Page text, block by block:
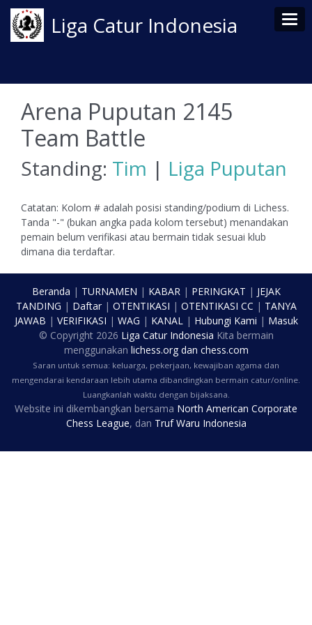
Liga Catur Indonesia
Arena Puputan 2145
Team Battle
Standing: Tim | Liga Puputan
Catatan: Kolom # adalah posisi standing/podium di Lichess.
Tanda "-" (bukan angka pada kolom tersebut) menandakan
pemain belum verifikasi atau bermain tidak sesuai klub
dimana dia terdaftar.
Beranda | TURNAMEN | KABAR| PERINGKAT | JEJAK
TANDING | Daftar| OTENTIKASI | OTENTIKASI CC | TANYA
JAWAB | VERIFIKASI | WAG | KANAL| Hubungi Kami | Masuk
© Copyright 2026 Liga Catur Indonesia Kita bermain
menggunakan lichess.orgdan chess.com
Saran untuk semua: keluarga, pekerjaan, kewajiban agama dan
mengendarai kendaraan lebih utama dibandingkan bermain catur/online.
Luangkanlah waktu dengan bijaksana.
Website ini dikembangkan bersama North American Corporate
Chess League, dan Truf Waru Indonesia